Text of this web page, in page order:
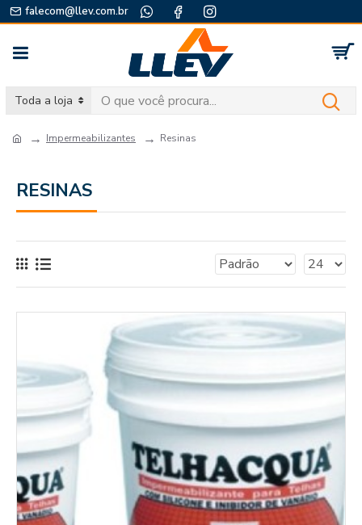
falecom@llev.com.br
Toda a loja
Impermeabilizantes Resinas
RESINAS